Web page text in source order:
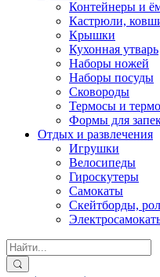
Контейнеры и
Кастрюли,
Крышки
Кухонная утварь
Наборы ножей
Наборы посуды
Сковороды
Термосы и
Формы для
Отдых и развлечения
Игрушки
Велосипеды
Гироскутеры
Самокаты
Скейтборды,
Search
for: